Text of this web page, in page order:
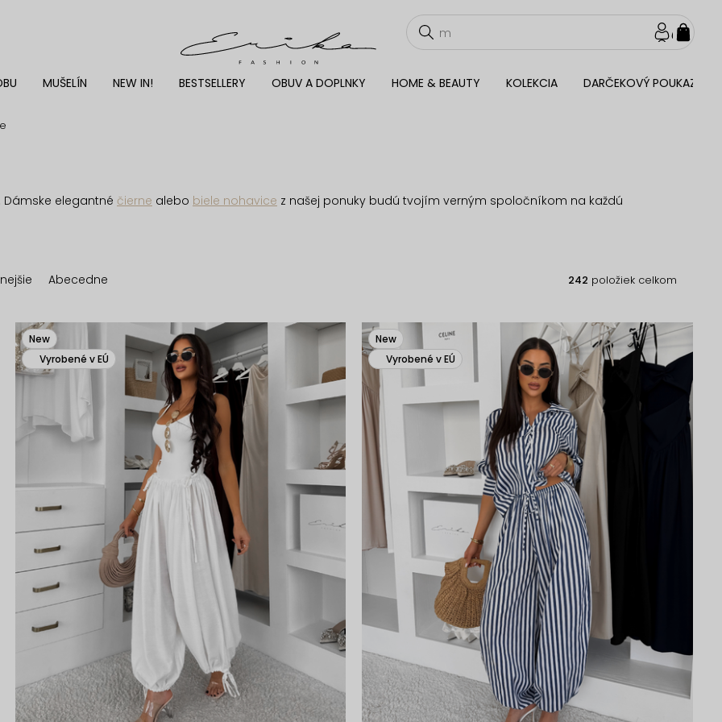
MUŠELÍN NEW IN! BESTSELLERY OBUV A DOPLNKY HOME & BEAUTY KOLEKCIA DARČEKOVÝ POUKAZ
elegantné čierne alebo biele nohavice z našej ponuky budú tvojím verným spoločníkom na každú
Abecedne 242 položiek celkom
New
Vyrobené v EÚ
New
Vyrobené v EÚ